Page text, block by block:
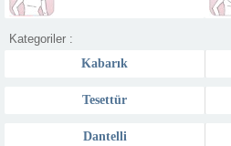
Kategoriler :
Kabarık
Tesettür
Dantelli